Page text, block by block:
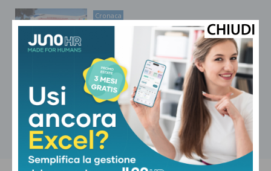
Cronaca
Muore nello scontro in moto contro
un’auto sulla Porrettana
Cronaca
L’Ordine dei Medici Chirurghi e
Odontoiatri di Pistoia piange Patrizia
Niccolai
Carica altri